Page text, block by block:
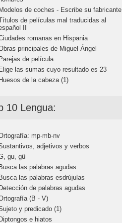
de coches - Escribe su fabricante
de películas mal traducidas al
II
romanas en Hispania
principales de Miguel Ángel
de película
las sumas cuyo resultado es 23
de la cabeza (1)
10 Lengua:
mp-mb-nv
adjetivos y verbos
gu, gü
las palabras agudas
las palabras esdrújulas
de palabras agudas
(B - V)
y predicado (1)
e hiatos